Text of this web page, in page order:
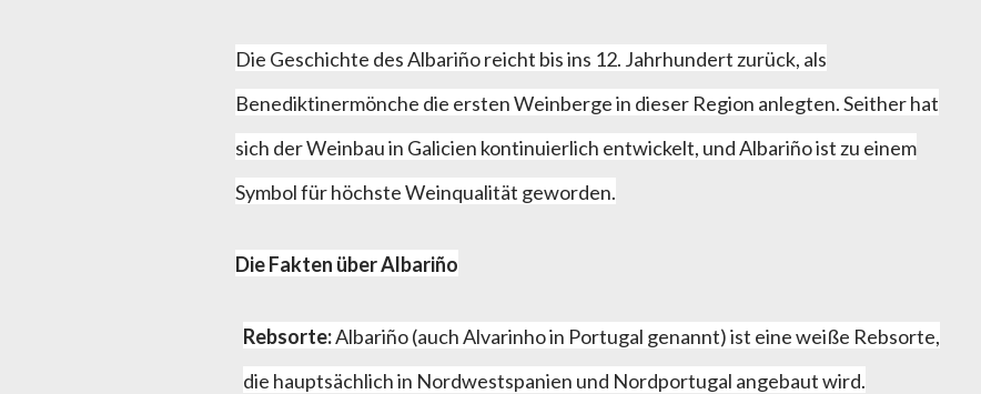
Die Geschichte des Albariño reicht bis ins 12. Jahrhundert zurück, als
Benediktinermönche die ersten Weinberge in dieser Region anlegten. Seither hat
sich der Weinbau in Galicien kontinuierlich entwickelt, und Albariño ist zu einem
Symbol für höchste Weinqualität geworden.
Die Fakten über Albariño
Rebsorte:Albariño (auch Alvarinho in Portugal genannt) ist eine weiße Rebsorte,
die hauptsächlich in Nordwestspanien und Nordportugal angebaut wird.